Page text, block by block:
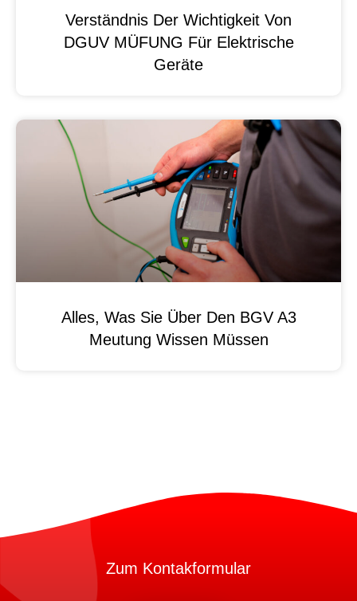
Verständnis Der Wichtigkeit Von
DGUV MÜFUNG Für Elektrische
Geräte
Alles, Was Sie Über Den BGV A3
Meutung Wissen Müssen
Zum Kontakformular